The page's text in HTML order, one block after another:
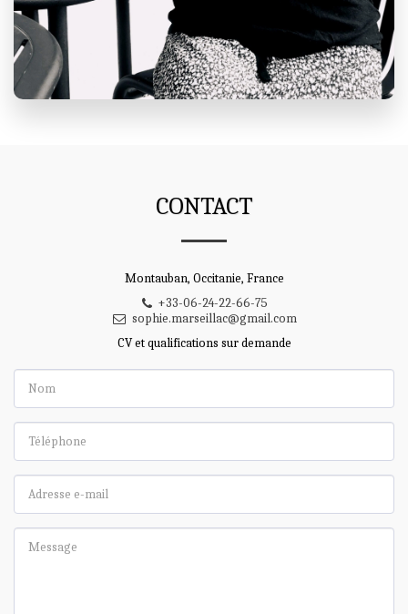
CONTACT
Montauban, Occitanie, France
+33-06-24-22-66-75
sophie.marseillac@gmail.com
CV et qualifications sur demande